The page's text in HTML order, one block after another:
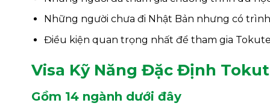
Những người chưa đi Nhật Bản nhưng có
Điều kiện quan trọng nhất để tham gia
Visa Kỹ Năng Đặc Định
Gồm 14 ngành dưới đây